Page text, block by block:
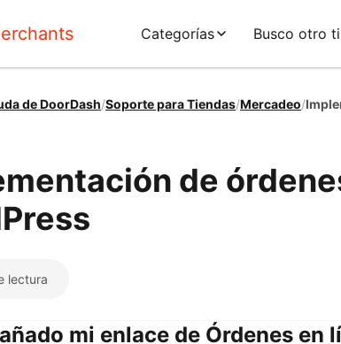
Categorías Busco otro
de DoorDash/Soporte para Tiendas/Mercadeo/
de
lectura
mi enlace de Órdenes en